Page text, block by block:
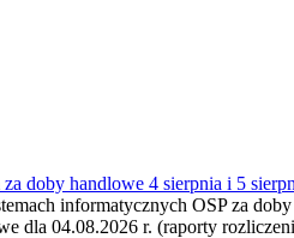
doby handlowe 4 sierpnia i 5
informatycznych OSP za
dla 04.08.2026 r. (raporty